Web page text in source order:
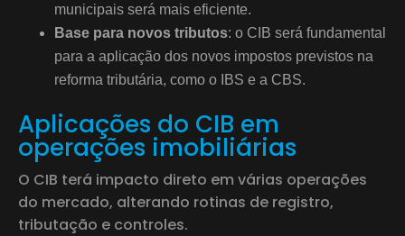
municipais será mais eficiente.
Base para novos tributos: o CIB será fundamental
para a aplicação dos novos impostos previstos na
reforma tributária, como o IBS e a CBS.
Aplicações do CIB em
operações imobiliárias
O CIB terá impacto direto em várias operações
do mercado, alterando rotinas de registro,
tributação e controles.